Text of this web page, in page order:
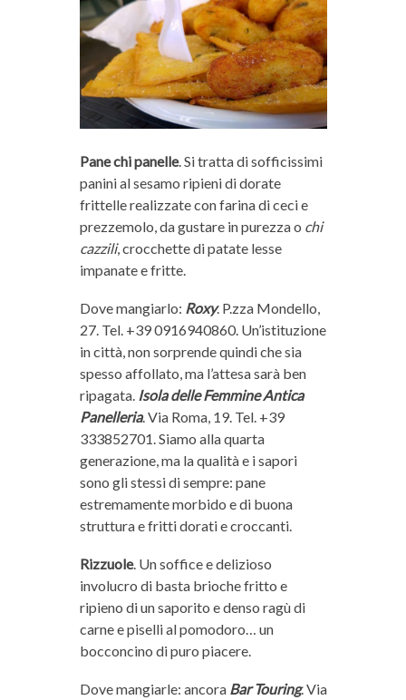
Pane chi panelle. Si tratta di sofficissimi
panini al sesamo ripieni di dorate
frittelle realizzate con farina di ceci e
prezzemolo, da gustare in purezza o chi
cazzili, crocchette di patate lesse
impanate e fritte.
Dove mangiarlo: Roxy. P.zza Mondello,
27. Tel. +39 0916940860. Un’istituzione
in città, non sorprende quindi che sia
spesso affollato, ma l’attesa sarà ben
ripagata. Isola delle Femmine Antica
Panelleria. Via Roma, 19. Tel. +39
333852701. Siamo alla quarta
generazione, ma la qualità e i sapori
sono gli stessi di sempre: pane
estremamente morbido e di buona
struttura e fritti dorati e croccanti.
Rizzuole. Un soffice e delizioso
involucro di basta brioche fritto e
ripieno di un saporito e denso ragù di
carne e piselli al pomodoro… un
bocconcino di puro piacere.
Dove mangiarle: ancora Bar Touring. Via